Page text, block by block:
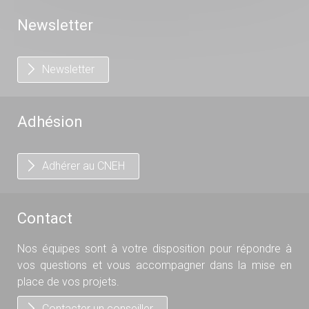
Newsletter
Newsletter
Adhésion
Adhérer au CNEH
Contact
Nos équipes sont à votre disposition pour répondre à
vos questions et vous accompagner dans la mise en
place de vos projets.